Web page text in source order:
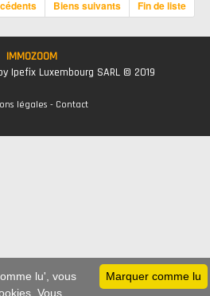
Biens suivants Fin de liste
IMMOZOOM
Ipefix Luxembourg SARL © 2019
légales - Contact
Marquer comme lu
lu', vous
Vous